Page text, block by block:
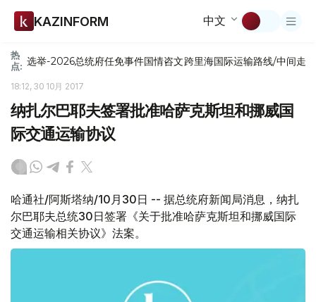
KAZINFORM 中文
热
点: 选举-2026总统府任免事件国情咨文跨里海国际运输路线/中间走廊
18:12, 30 10月 2017
纳扎尔巴耶夫签署批准哈萨克斯坦和挪威国
际交通运输协议
哈通社/阿斯塔纳/10月30日 -- 据总统府新闻局消息，纳扎
尔巴耶夫总统30日签署《关于批准哈萨克斯坦和挪威国际
交通运输相关协议》法案。